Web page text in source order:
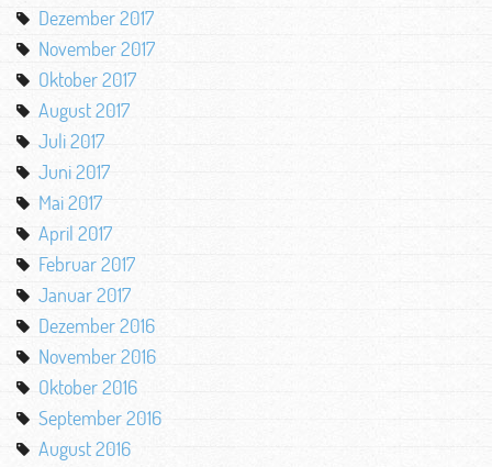
Dezember 2017
November 2017
Oktober 2017
August 2017
Juli 2017
Juni 2017
Mai 2017
April 2017
Februar 2017
Januar 2017
Dezember 2016
November 2016
Oktober 2016
September 2016
August 2016